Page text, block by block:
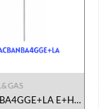
E+H